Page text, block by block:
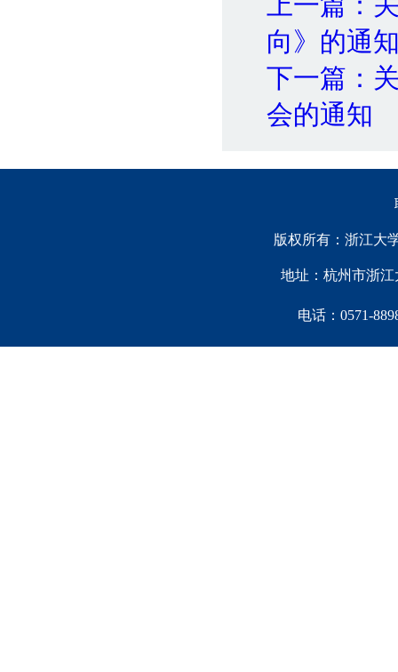
向》的通
下一篇：
会的通知
版权所有：浙江大
地址：杭州市浙江
电话：0571-